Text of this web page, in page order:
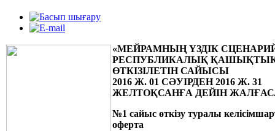
«МЕЙРАМНЫҢ ҮЗДІК
РЕСПУБЛИКАЛЫҚ
ӨТКІЗІЛЕТІН САЙЫСЫ
2016 Ж. 01 СӘУІРДЕН 2016 Ж. 31
ЖЕЛТОҚСАНҒА ДЕЙІН
№1 сайыс өткізу туралы
оферта